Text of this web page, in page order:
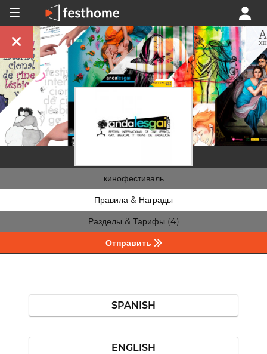
кинофестиваль
Правила & Награды
Разделы & Тарифы (4)
Отправить
SPANISH
ENGLISH